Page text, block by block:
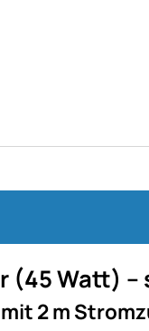
(45 Watt) –
2 m